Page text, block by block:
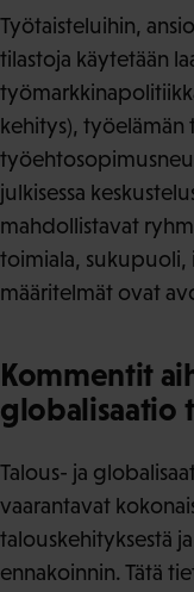
Työtaisteluihin,
tilastoja käytetään
kehitys), työelämän
julkisessa
mahdollistavat
toimiala, sukupuoli,
määritelmät ovat
Kommentit
globalisaatio
Talous- ja
vaarantavat
talouskehityksestä
ennakoinnin. Tätä